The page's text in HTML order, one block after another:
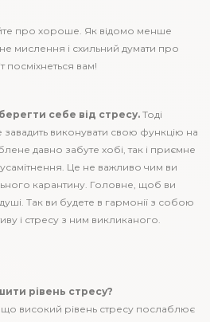
про хороше. Як відомо менше
мислення і схильний думати про
посміхнеться вам!
себе від стресу. Тоді
завадить виконувати свою функцію на
давно забуте хобі, так і приємне
Це не важливо чим ви
карантину. Головне, щоб ви
Так ви будете в гармонії з собою
і стресу з ним викликаного.
рівень стресу?
високий рівень стресу послаблює